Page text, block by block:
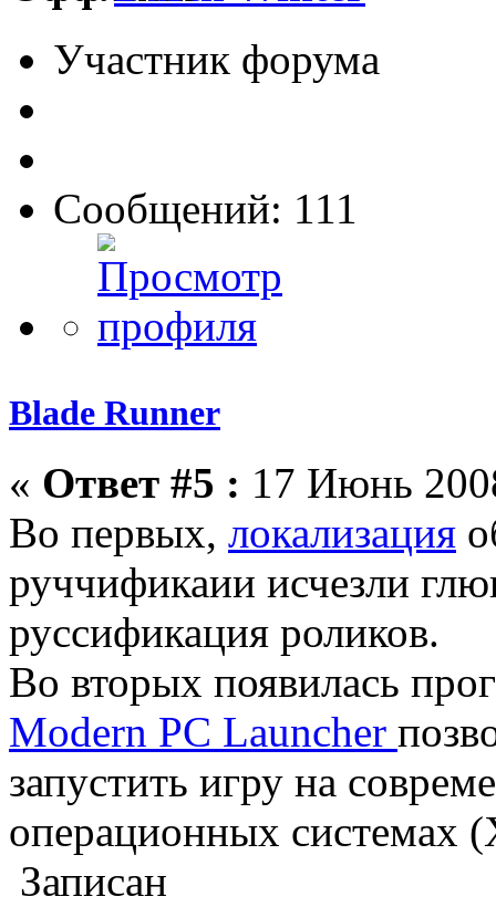
Участник форума
Сообщений: 111
Blade Runner
« Ответ #5 : 17 Июнь
Во первых, локализация
руччификаии исчезли
руссификация роликов.
Во вторых появилась
Modern PC Launcher
запустить игру на
операционных системах
Записан